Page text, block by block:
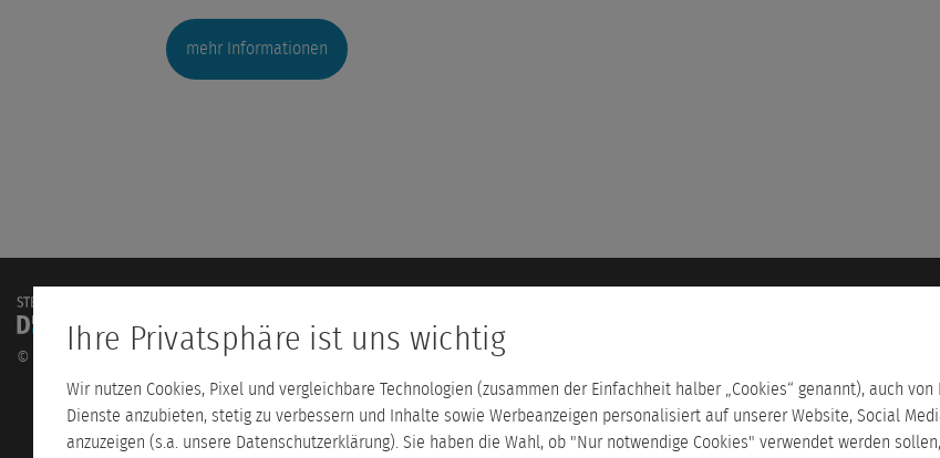
mehr Informationen
©
Mo-Fr: 8:30 - 16:00 Uhr
+49 221 986 555 80
kontakt@steuerlehrgaenge.de
Stellenangebote buchen
Unsere Partner
Blog
Ihre Privatsphäre ist uns wichtig
Wir nutzen Cookies, Pixel und vergleichbare Technologien (zusammen der Einfachheit halber „Cookies“ genannt), auch
Dienste anzubieten, stetig zu verbessern und Inhalte sowie Werbeanzeigen personalisiert auf unserer Website, Social
anzuzeigen (s.a. unsere Datenschutzerklärung). Sie haben die Wahl, ob "Nur notwendige Cookies" verwendet werden